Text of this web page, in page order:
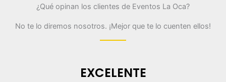
¿Qué opinan los clientes de Eventos La Oca?
No te lo diremos nosotros. ¡Mejor que te lo cuenten ellos!
EXCELENTE